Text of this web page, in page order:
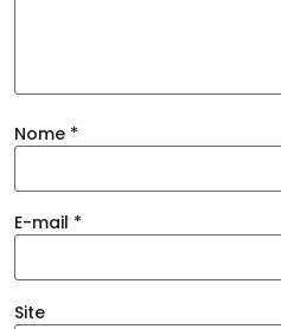
Nome *
E-mail *
Site